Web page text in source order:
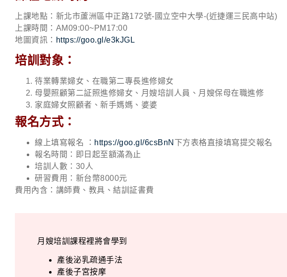
上課地點：新北市蘆洲區中正路172號-國立空中大學-(近捷運三民高中站)
上課時間：AM09:00~PM17:00
地圖資訊： https://goo.gl/e3kJGL
培訓對象：
待業轉業婦女、在職第二專長進修婦女
母嬰照顧第二証照進修婦女、月嫂培訓人員、月嫂保母在職進修
家庭婦女照顧者、新手媽媽、婆婆
報名方式：
線上填寫報名 ： https://goo.gl/6csBnN 下方表格直接填寫提交報名
報名時間：即日起至額滿為止
培訓人數：30人
研習費用：新台幣8000元
費用內含：講師費、教具、結訓証書費
月嫂培訓課程裡將會學到
產後泌乳疏通手法
產後子宮按摩